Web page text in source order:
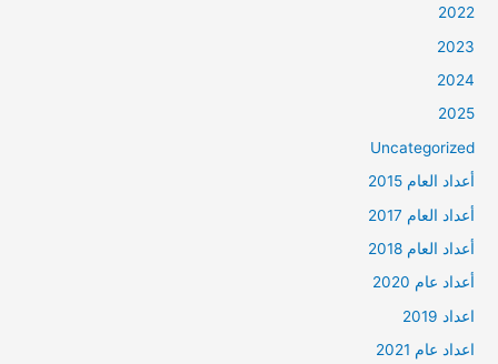
2022
2023
2024
2025
Uncategorized
أعداد العام 2015
أعداد العام 2017
أعداد العام 2018
أعداد عام 2020
اعداد 2019
اعداد عام 2021